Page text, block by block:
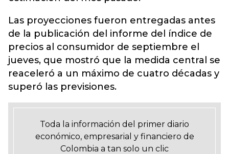
Las proyecciones fueron entregadas antes
de la publicación del informe del índice de
precios al consumidor de septiembre el
jueves, que mostró que la medida central se
reaceleró a un máximo de cuatro décadas y
superó las previsiones.
Toda la información del primer diario
económico, empresarial y financiero de
Colombia a tan solo un clic